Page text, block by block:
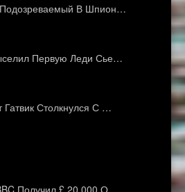
В Шпион…
Первую Леди Сье…
Гатвик Столкнулся С …